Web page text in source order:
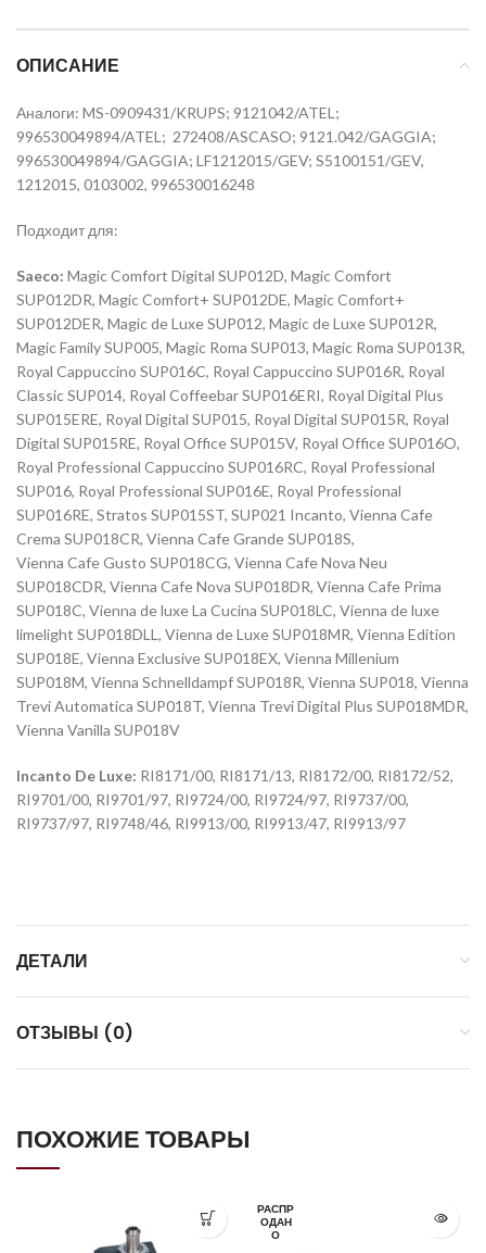
ОПИСАНИЕ
Аналоги: MS-0909431/KRUPS; 9121042/ATEL;
996530049894/ATEL; 272408/ASCASO; 9121.042/GAGGIA;
996530049894/GAGGIA; LF1212015/GEV; S5100151/GEV,
1212015, 0103002, 996530016248
Подходит для:
Saeco: Magic Comfort Digital SUP012D, Magic Comfort
SUP012DR, Magic Comfort+ SUP012DE, Magic Comfort+
SUP012DER, Magic de Luxe SUP012, Magic de Luxe SUP012R,
Magic Family SUP005, Magic Roma SUP013, Magic Roma SUP013R,
Royal Cappuccino SUP016C, Royal Cappuccino SUP016R, Royal
Classic SUP014, Royal Coffeebar SUP016ERI, Royal Digital Plus
SUP015ERE, Royal Digital SUP015, Royal Digital SUP015R, Royal
Digital SUP015RE, Royal Office SUP015V, Royal Office SUP016O,
Royal Professional Cappuccino SUP016RC, Royal Professional
SUP016, Royal Professional SUP016E, Royal Professional
SUP016RE, Stratos SUP015ST, SUP021 Incanto, Vienna Cafe
Crema SUP018CR, Vienna Cafe Grande SUP018S,
Vienna Cafe Gusto SUP018CG, Vienna Cafe Nova Neu
SUP018CDR, Vienna Cafe Nova SUP018DR, Vienna Cafe Prima
SUP018C, Vienna de luxe La Cucina SUP018LC, Vienna de luxe
limelight SUP018DLL, Vienna de Luxe SUP018MR, Vienna Edition
SUP018E, Vienna Exclusive SUP018EX, Vienna Millenium
SUP018M, Vienna Schnelldampf SUP018R, Vienna SUP018, Vienna
Trevi Automatica SUP018T, Vienna Trevi Digital Plus SUP018MDR,
Vienna Vanilla SUP018V
Incanto De Luxe: RI8171/00, RI8171/13, RI8172/00, RI8172/52,
RI9701/00, RI9701/97, RI9724/00, RI9724/97, RI9737/00,
RI9737/97, RI9748/46, RI9913/00, RI9913/47, RI9913/97
ДЕТАЛИ
ОТЗЫВЫ (0)
ПОХОЖИЕ ТОВАРЫ
РАСПР
ОДАН
О